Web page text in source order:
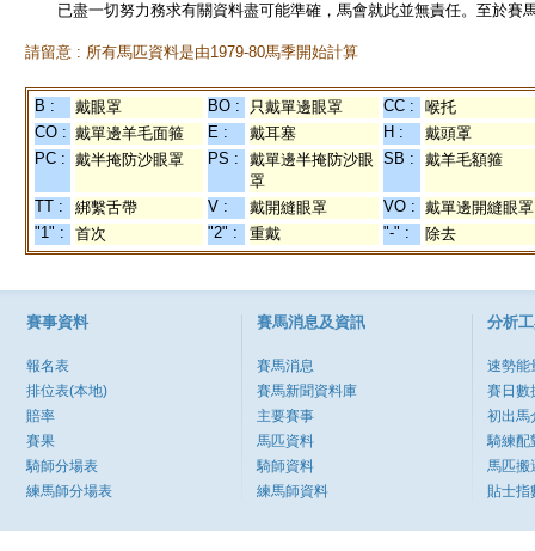
已盡一切努力務求有關資料盡可能準確，馬會就此並無責任。至於賽
請留意 : 所有馬匹資料是由1979-80馬季開始計算
B : 戴眼罩 BO : 只戴單邊眼罩 CC :
喉托
CO : 戴單邊羊毛面箍 E : 戴耳塞 H :
戴頭罩
PC : 戴半掩防沙眼罩 PS :
戴單邊半掩防沙眼
罩
SB : 戴羊毛額箍
TT : 綁繫舌帶 V : 戴開縫眼罩 VO : 戴單邊開縫眼罩
"1" :
首次 "2" : 重戴 "-" : 除去
賽事資料
報名表
排位表(本地)
賠率
賽果
騎師分場表
練馬師分場表
賽馬消息及資訊
賽馬消息
賽馬新聞資料庫
主要賽事
馬匹資料
騎師資料
練馬師資料
分析
速勢能
賽日數
初出馬
騎練配
馬匹搬
貼士指